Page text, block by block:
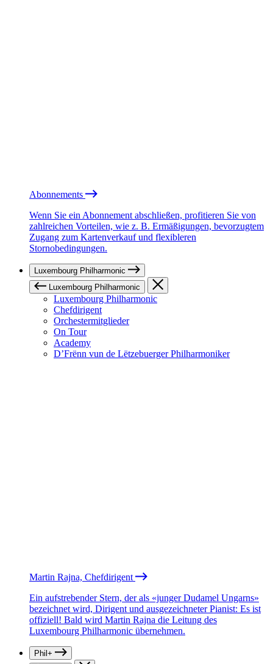
Abonnements
Wenn Sie ein Abonnement abschließen, profitieren Sie von
zahlreichen Vorteilen, wie z. B. Ermäßigungen, bevorzugtem
Zugang zum Kartenverkauf und flexibleren
Stornobedingungen.
Luxembourg Philharmonic
Luxembourg Philharmonic
Luxembourg Philharmonic
Chefdirigent
Orchestermitglieder
On Tour
Academy
D’Frënn vun de Lëtzebuerger Philharmoniker
Martin Rajna, Chefdirigent
Ein aufstrebender Stern, der als «junger Dudamel Ungarns»
bezeichnet wird, Dirigent und ausgezeichneter Pianist: Es ist
offiziell! Bald wird Martin Rajna die Leitung des
Luxembourg Philharmonic übernehmen.
Phil+